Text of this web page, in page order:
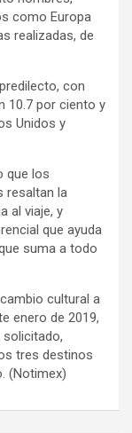
como Europa
realizadas, de
con
10.7 por ciento y
Unidos y
que los
resaltan la
al viaje, y
que ayuda
suma a todo
cultural a
enero de 2019,
tres destinos
(Notimex)